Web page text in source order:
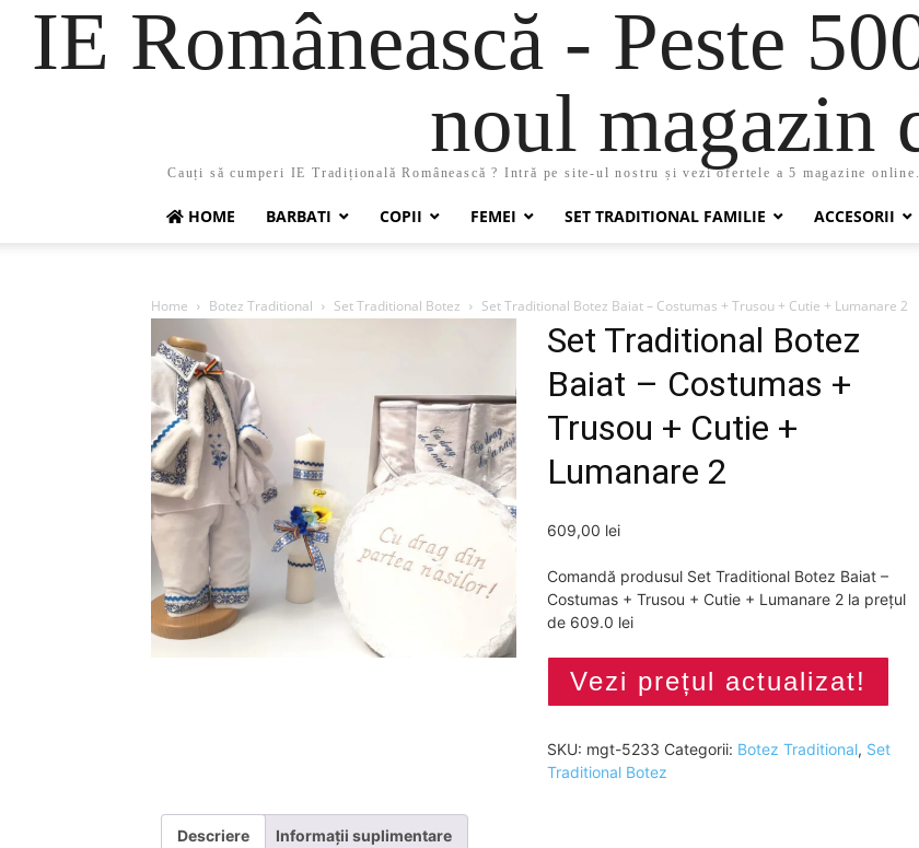
IE Românească - Peste
noul magazin
Cauți să cumperi IE Tradițională Românească ? Intră pe site-ul nostru și vezi ofertele a 5 magazine
HOME BARBATI COPII FEMEI SET TRADITIONAL FAMILIE ACCESORII
Home Botez Traditional Set Traditional Botez Set Traditional Botez Baiat – Costumas + Trusou + Cutie + Lumanare 2
Set Traditional Botez
Baiat – Costumas +
Trusou + Cutie +
Lumanare 2
609,00 lei
Comandă produsul Set Traditional Botez Baiat –
Costumas + Trusou + Cutie + Lumanare 2 la prețul
de 609.0 lei
Vezi prețul actualizat!
SKU: mgt-5233 Categorii: Botez Traditional, Set
Traditional Botez
Descriere Informații suplimentare